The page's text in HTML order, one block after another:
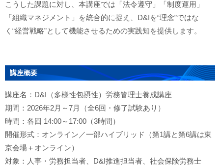
こうした課題に対し、本講座では「法令遵守」「制度運用」
「組織マネジメント」を統合的に捉え、D&Iを“理念”ではな
く“経営戦略”として機能させるための実践知を提供します。
講座概要
講座名：D&I（多様性包摂性）労務管理士養成講座
期間：2026年2月～7月（全6回・修了試験あり）
時間：各回 14:00～17:00（3時間）
開催形式：オンライン／一部ハイブリッド（第1講と第6講は東
京会場＋オンライン）
対象：人事・労務担当者、D&I推進担当者、社会保険労務士